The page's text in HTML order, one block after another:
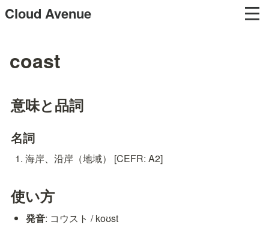
Cloud Avenue
coast
意味と品詞
名詞
海岸、沿岸（地域） [CEFR: A2]
使い方
発音: コウスト / koʊst